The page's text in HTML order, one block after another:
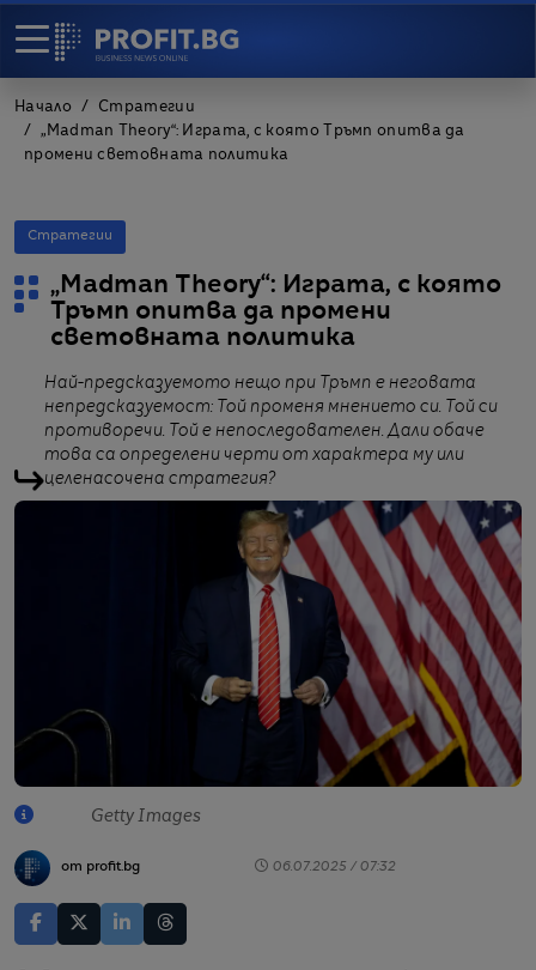
Начало
Стратегии
„Madman Theory“: Играта, с която Тръмп опитва да
промени световната политика
Стратегии
„Madman Theory“: Играта, с която
Тръмп опитва да промени
световната политика
Най-предсказуемото нещо при Тръмп е неговата
непредсказуемост: Той променя мнението си. Той си
противоречи. Той е непоследователен. Дали обаче
това са определени черти от характера му или
целенасочена стратегия?
Getty Images
от profit.bg 06.07.2025 / 07:32